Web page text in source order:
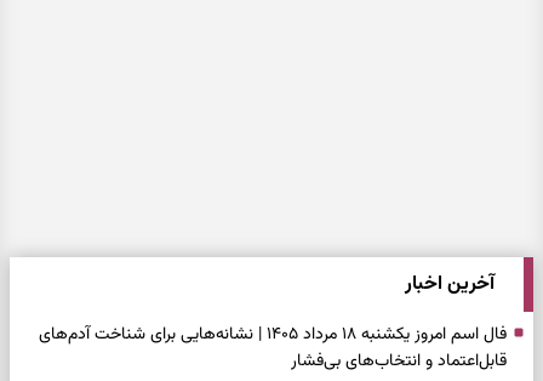
آخرین اخبار
فال اسم امروز یکشنبه ۱۸ مرداد ۱۴۰۵ | نشانه‌هایی برای شناخت آدم‌های
قابل‌اعتماد و انتخاب‌های بی‌فشار